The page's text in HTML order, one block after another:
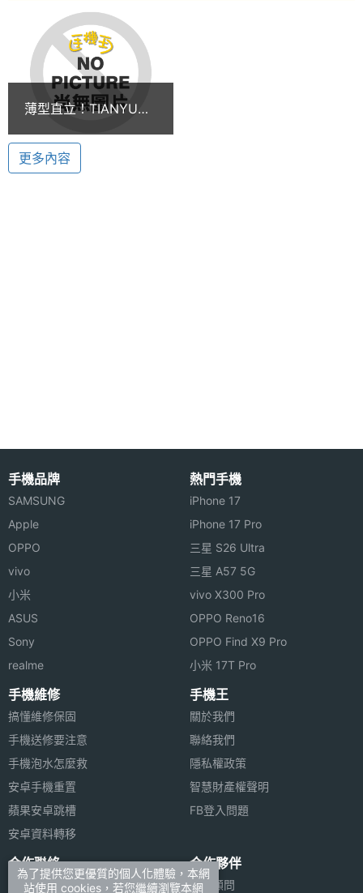
TIANYU B830 功能特色:
◎ 直立式造型設計
◎ 支援 GSM 雙頻
◎ 1.88 吋 26 萬色 TFT 螢幕
◎ 解析度為 144 x 176 pixels
◎ 64 和弦鈴聲
◎ 支援 microSD 記憶卡擴充
※本文為 SOGI 手機王版權所有，未經授權不得轉載使用※
相機規格
主相機
畫素
130 萬畫素
主相機
感光元
件
CMOS
最大待
機時間
機體規格
機身長
度
度
機身厚
度
量
傳輸埠
色
薄型直立！TIANYU
更多內容
手機品牌
SAMSUNG
Apple
OPPO
vivo
小米
ASUS
Sony
realme
熱門手機
iPhone 17
iPhone 17 Pro
三星 S26 Ultra
三星 A57 5G
vivo X300 Pro
OPPO Reno16
OPPO Find X9 Pro
小米 17T Pro
手機維修
搞懂維修保固
手機送修要注意
手機泡水怎麼救
安卓手機重置
蘋果安卓跳槽
安卓資料轉移
手機王
關於我們
聯絡我們
隱私權政策
智慧財產權聲明
FB登入問題
合作聯絡
廣告刊登
合作夥伴
法律顧問
為了提供您更優質的個人化體驗，本網
站使用 cookies，若您繼續瀏覽本網